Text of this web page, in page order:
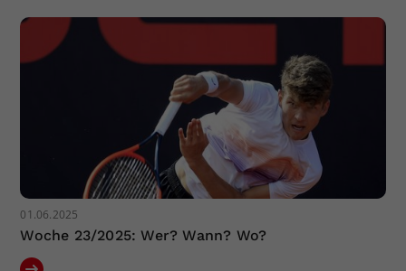
01.06.2025
Woche 23/2025: Wer? Wann? Wo?
Dieser Wert speichert Ihre Consent-
zufällig generierte ID, für die
historische Speicherung Ihrer
vorgenommen Einstellungen, falls der
Webseiten-Betreiber dies eingestellt
hat.